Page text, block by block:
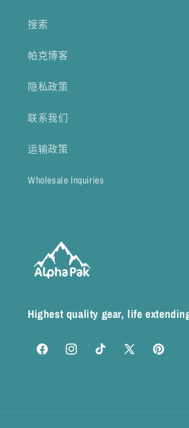
搜索
帕克博客
隐私政策
联系我们
运输政策
Wholesale Inquiries
Highest quality gear, life
FacebookInstagramTikTok
X
Pinterest